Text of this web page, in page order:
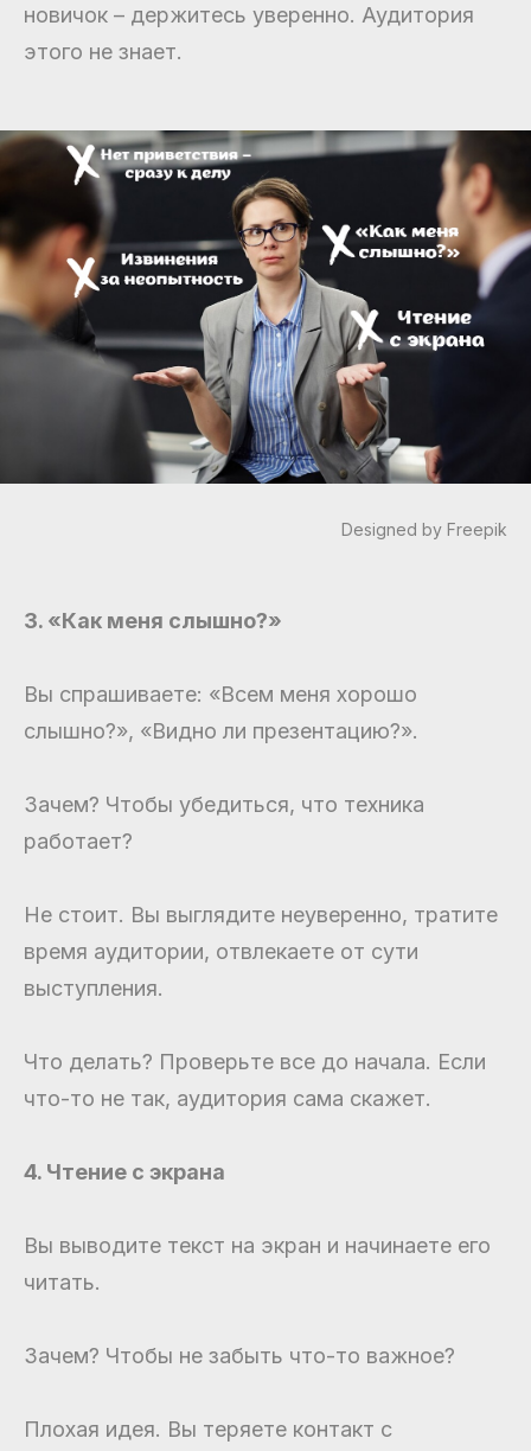
новичок – держитесь уверенно. Аудитория
этого не знает.
Designed by Freepik
3. «Как меня слышно?»
Вы спрашиваете: «Всем меня хорошо
слышно?», «Видно ли презентацию?».
Зачем? Чтобы убедиться, что техника
работает?
Не стоит. Вы выглядите неуверенно, тратите
время аудитории, отвлекаете от сути
выступления.
Что делать? Проверьте все до начала. Если
что-то не так, аудитория сама скажет.
4. Чтение с экрана
Вы выводите текст на экран и начинаете его
читать.
Зачем? Чтобы не забыть что-то важное?
Плохая идея. Вы теряете контакт с